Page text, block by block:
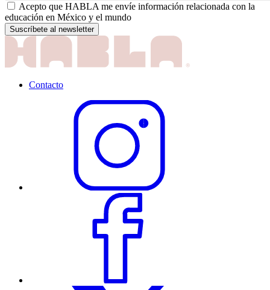
Acepto que HABLA me envíe información relacionada con la
educación en México y el mundo
Contacto